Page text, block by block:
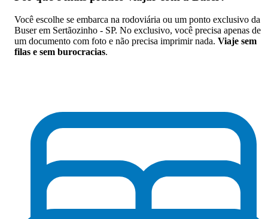
Você escolhe se embarca na rodoviária ou um ponto exclusivo da
Buser em Sertãozinho - SP. No exclusivo, você precisa apenas de
um documento com foto e não precisa imprimir nada. Viaje sem
filas e sem burocracias.